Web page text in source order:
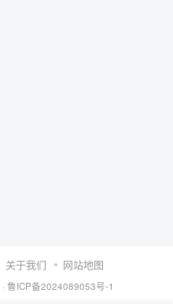
关于我们 网站地图
· 鲁ICP备2024089053号-1